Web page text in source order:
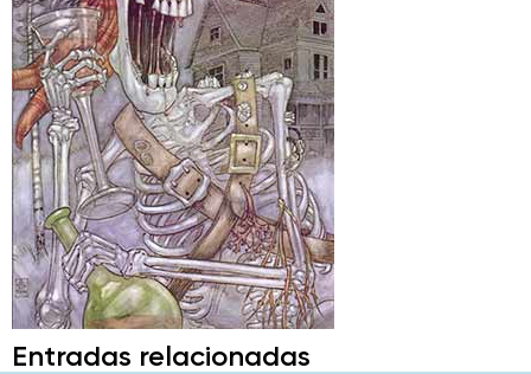
Entradas relacionadas